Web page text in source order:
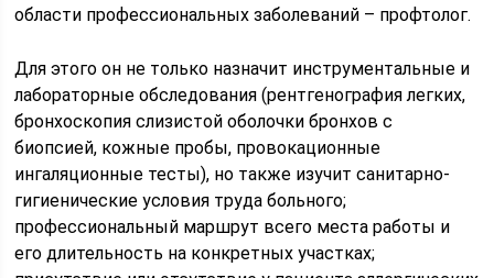
области профессиональных заболеваний – профтолог.
Для этого он не только назначит инструментальные и
лабораторные обследования (рентгенография легких,
бронхоскопия слизистой оболочки бронхов с
биопсией, кожные пробы, провокационные
ингаляционные тесты), но также изучит санитарно-
гигиенические условия труда больного;
профессиональный маршрут всего места работы и
его длительность на конкретных участках;